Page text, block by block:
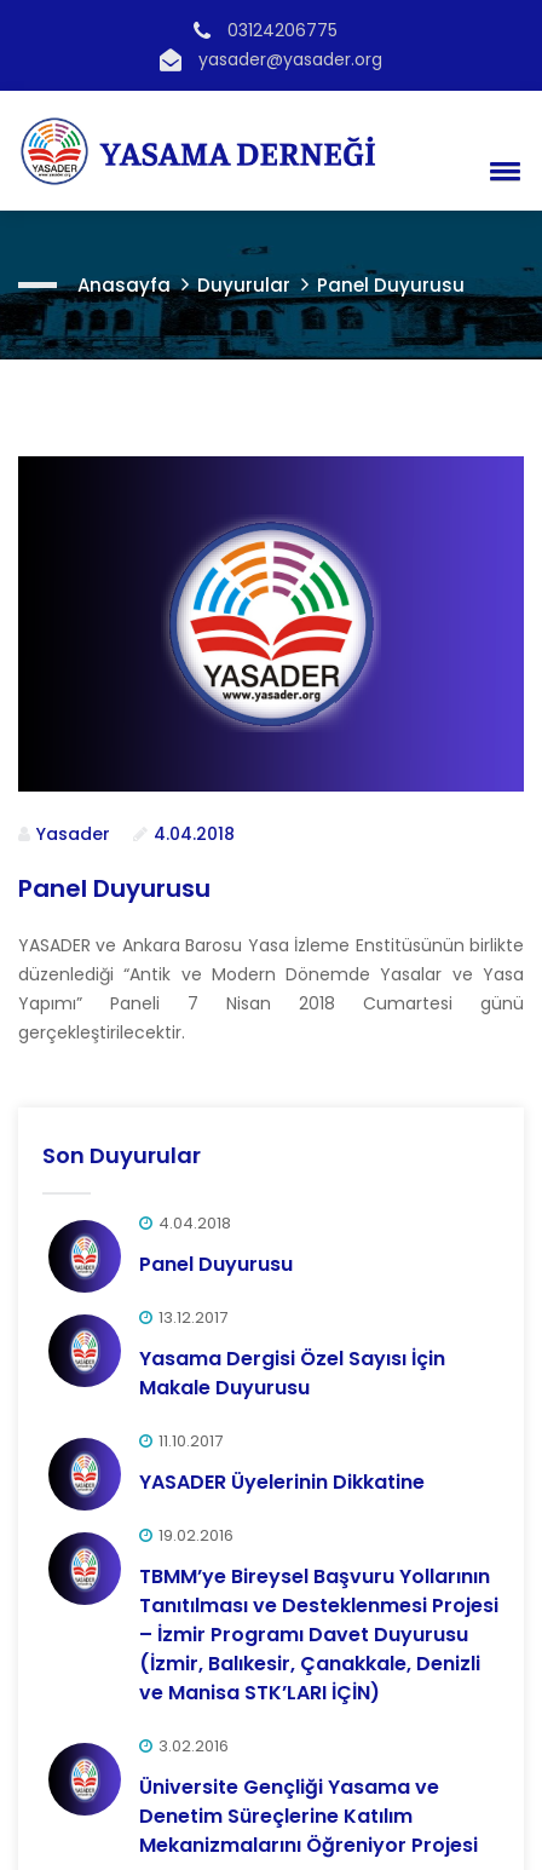
03124206775
yasader@yasader.org
Anasayfa Duyurular Panel Duyurusu
Yasader 4.04.2018
Panel Duyurusu
YASADER ve Ankara Barosu Yasa İzleme Enstitüsünün birlikte
düzenlediği “Antik ve Modern Dönemde Yasalar ve Yasa
Yapımı” Paneli 7 Nisan 2018 Cumartesi günü
gerçekleştirilecektir.
Son Duyurular
4.04.2018
Panel Duyurusu
13.12.2017
Yasama Dergisi Özel Sayısı İçin
Makale Duyurusu
11.10.2017
YASADER Üyelerinin Dikkatine
19.02.2016
TBMM’ye Bireysel Başvuru Yollarının
Tanıtılması ve Desteklenmesi Projesi
– İzmir Programı Davet Duyurusu
(İzmir, Balıkesir, Çanakkale, Denizli
ve Manisa STK’LARI İÇİN)
3.02.2016
Üniversite Gençliği Yasama ve
Denetim Süreçlerine Katılım
Mekanizmalarını Öğreniyor Projesi